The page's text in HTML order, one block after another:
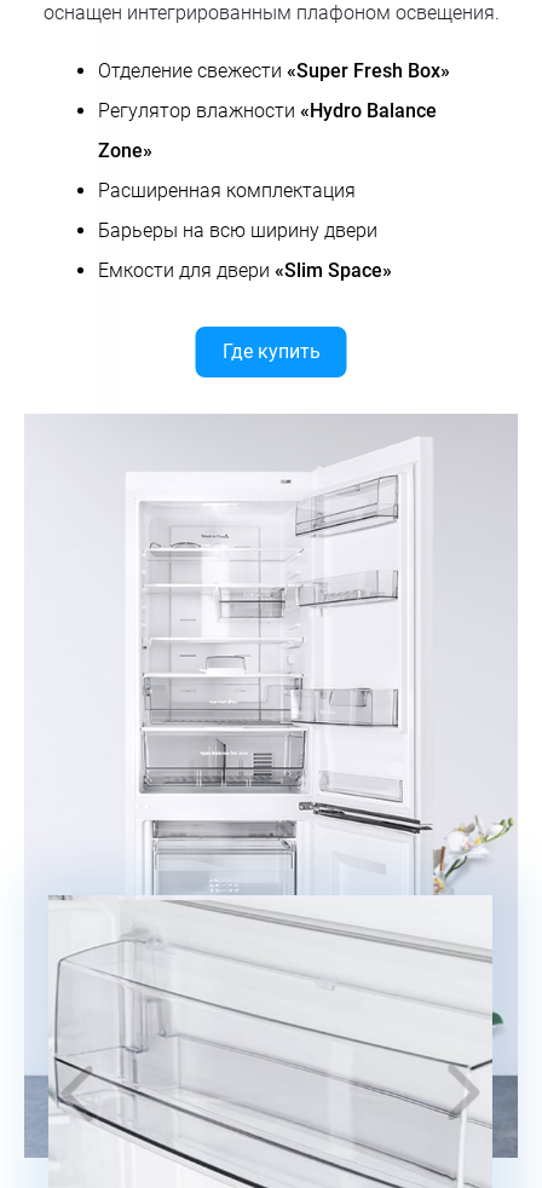
оснащен интегрированным плафоном освещения.
Отделение свежести«Super Fresh Box»
Регулятор влажности«Hydro Balance
Zone»
Расширенная комплектация
Барьеры на всю ширину двери
Емкости для двери«Slim Space»
Где купить